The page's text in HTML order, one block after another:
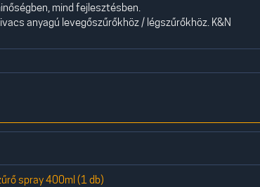
mind fejlesztésben.
anyagú levegőszűrőkhöz / légszűrőkhöz. K&N
spray 400ml (1 db)